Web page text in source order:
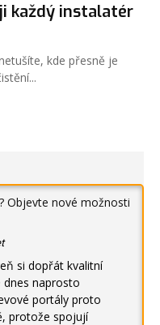
každý instalatér
kde přesně je
Objevte nové možnosti
si dopřát kvalitní
dnes naprosto
portály proto
protože spojují